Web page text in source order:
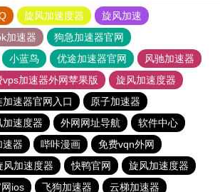
旋风加速度器
旋风加速
加速器
狗急加速器官网
小蓝鸟 优途加速器官网
风驰加速器
vps加速器外网苹果版
旋风加速度器
加速器官网入口
原子加速器
加速度器 外网网址导航
软件中心
速器 哔咔漫画
免费vqn外网
风加速度器 快鸭官网
旋风加速度器
ios
飞狗加速器
云梯加速器